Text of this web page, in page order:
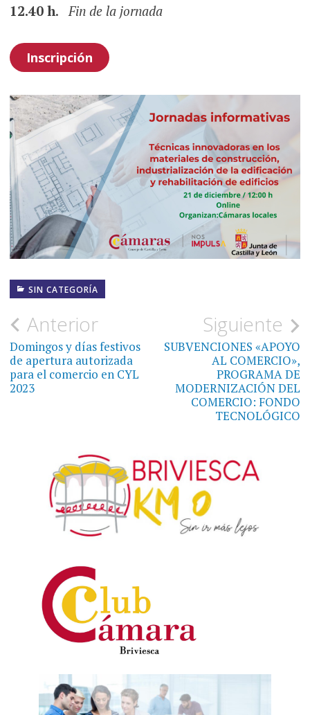
12.40 h. Fin de la jornada
Inscripción
SIN CATEGORÍA
Navegación
de
entradas
Anterior
Domingos y días festivos
de apertura autorizada
para el comercio en CYL
2023
Siguiente
SUBVENCIONES «APOYO
AL COMERCIO»,
PROGRAMA DE
MODERNIZACIÓN DEL
COMERCIO: FONDO
TECNOLÓGICO